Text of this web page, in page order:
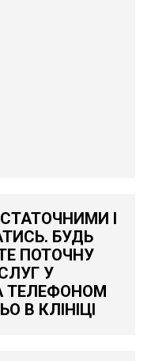
І
БУДЬ
ПОТОЧНУ
У
ТЕЛЕФОНОМ
В КЛІНІЦІ